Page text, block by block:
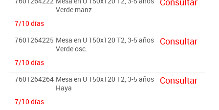
Verde manz.
7/10 días
7601264225 Mesa en U 150x120 T2, 3-5 años
Verde osc.
7/10 días
Consultar
7601264264 Mesa en U 150x120 T2, 3-5 años
Haya
7/10 días
Consultar